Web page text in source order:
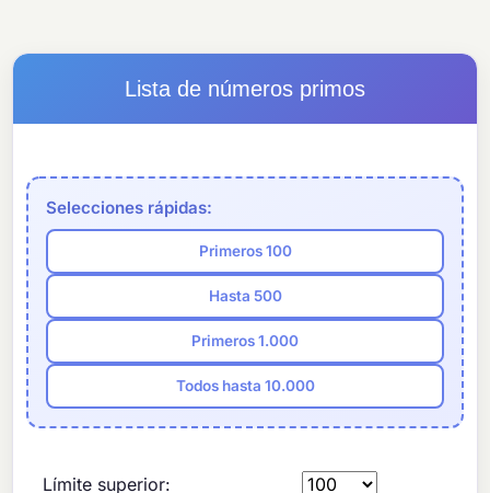
Lista de números primos
Selecciones rápidas:
Primeros 100
Hasta 500
Primeros 1.000
Todos hasta 10.000
Límite superior: